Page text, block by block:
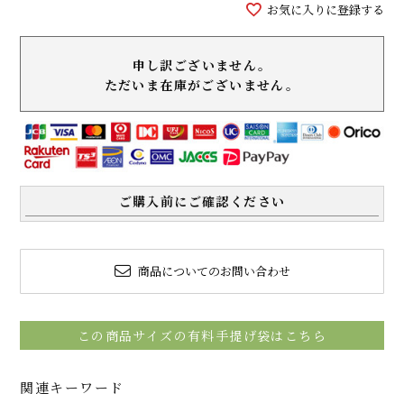
お気に入りに登録する
申し訳ございません。
ただいま在庫がございません。
ご購入前にご確認ください
商品についてのお問い合わせ
この商品サイズの有料手提げ袋はこちら
関連キーワード